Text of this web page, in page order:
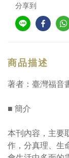
分享到
商品描述
著者：臺灣福音
■ 簡介
本刊內容，主要
作，分真理、生